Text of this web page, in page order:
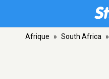
Afrique » South Africa »